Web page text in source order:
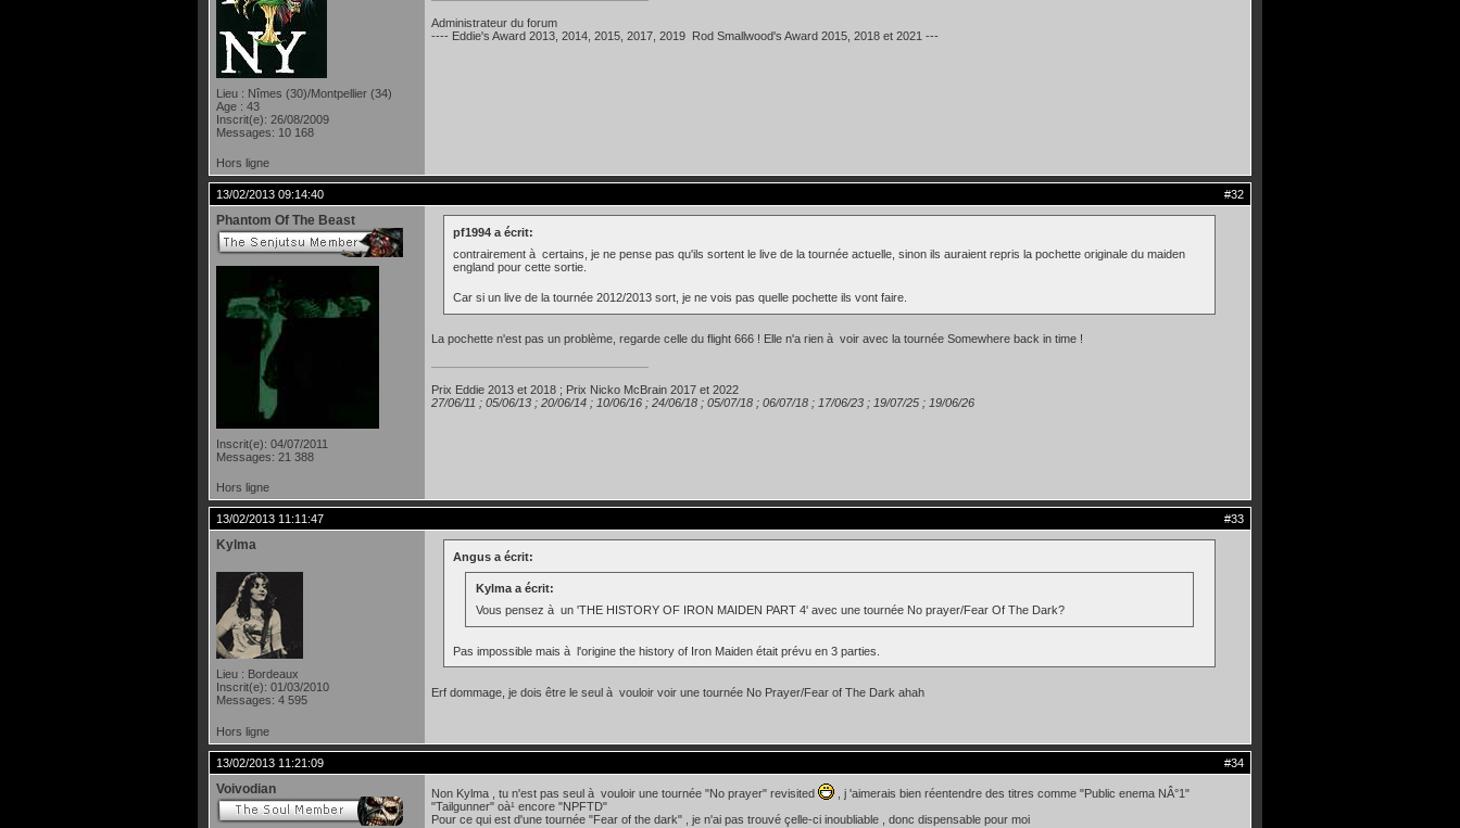
Lieu : Nîmes (30)/Montpellier (34)
Age : 43
Inscrit(e): 26/08/2009
Messages: 10 168
Administrateur du forum
---- Eddie's Award 2013, 2014, 2015, 2017, 2019 Rod Smallwood's Award 2015, 2018 et 2021 ---
Hors ligne
#32
13/02/2013 09:14:40
Phantom Of The Beast
Inscrit(e): 04/07/2011
Messages: 21 388
pf1994 a écrit:
contrairement à certains, je ne pense pas qu'ils sortent le live de la tournée actuelle, sinon ils auraient repris la pochette originale du maiden
england pour cette sortie.
Car si un live de la tournée 2012/2013 sort, je ne vois pas quelle pochette ils vont faire.
La pochette n'est pas un problème, regarde celle du flight 666 ! Elle n'a rien à voir avec la tournée Somewhere back in time !
Prix Eddie 2013 et 2018 ; Prix Nicko McBrain 2017 et 2022
27/06/11 ; 05/06/13 ; 20/06/14 ; 10/06/16 ; 24/06/18 ; 05/07/18 ; 06/07/18 ; 17/06/23 ; 19/07/25 ; 19/06/26
Hors ligne
#33
13/02/2013 11:11:47
Kylma
Lieu : Bordeaux
Inscrit(e): 01/03/2010
Messages: 4 595
Angus a écrit:
Kylma a écrit:
Vous pensez à un 'THE HISTORY OF IRON MAIDEN PART 4' avec une tournée No prayer/Fear Of The Dark?
Pas impossible mais à l'origine the history of Iron Maiden était prévu en 3 parties.
Erf dommage, je dois être le seul à vouloir voir une tournée No Prayer/Fear of The Dark ahah
Hors ligne
#34
13/02/2013 11:21:09
Voivodian Non Kylma , tu n'est pas seul à vouloir une tournée "No prayer" revisited
, j 'aimerais bien réentendre des titres comme "Public enema NÂ°1"
"Tailgunner" oà¹ encore "NPFTD"
Pour ce qui est d'une tournée "Fear of the dark" , je n'ai pas trouvé çelle-ci inoubliable , donc dispensable pour moi